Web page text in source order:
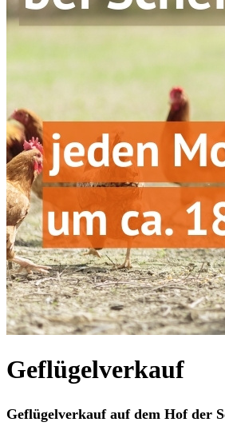
Geflügelverkauf
Geflügelverkauf auf dem Hof der